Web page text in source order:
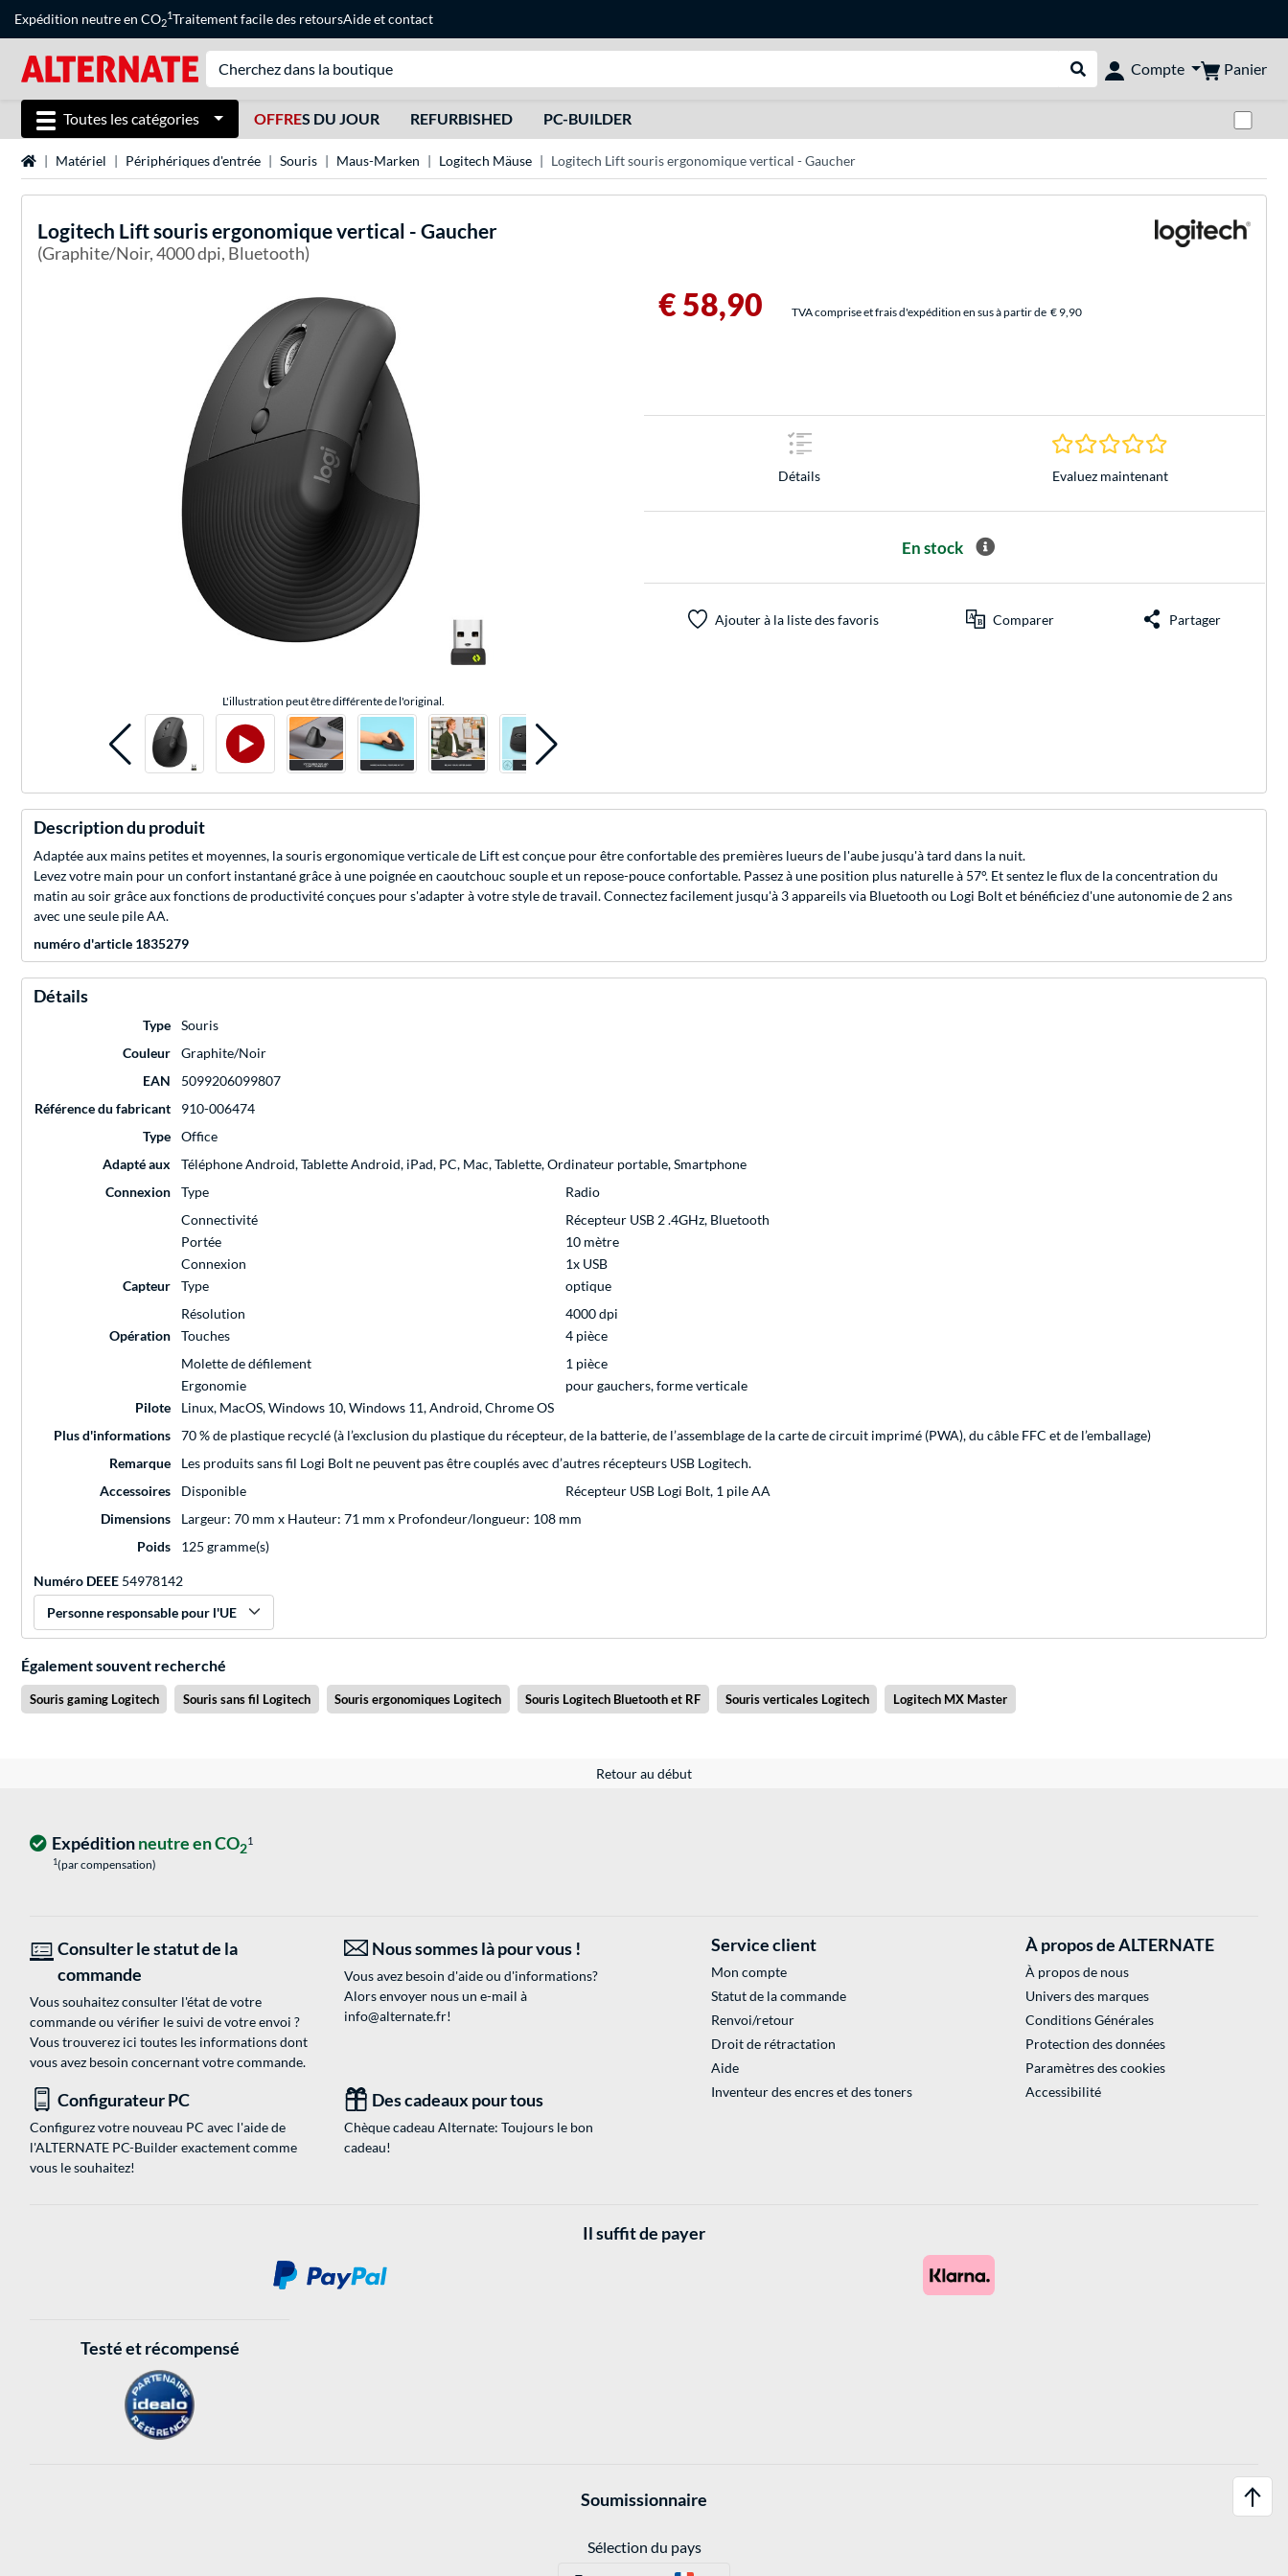
Expédition neutre en CO2
1Traitement facile des retoursAideetcontact
Rechercher dans le shop
Compte Panier
Toutes les catégories OFFRES DU JOUR REFURBISHED PC-BUILDER
Page d'accueil
Matériel Périphériques d'entrée Souris Maus-Marken Logitech Mäuse Logitech Lift souris ergonomique vertical - Gaucher
Logitech Lift souris ergonomique vertical - Gaucher
(Graphite/Noir, 4000 dpi, Bluetooth)
L'illustration peut être différente de l'original.
€ 58,90 TVA comprise et frais d'expédition en sus à partir de € 9,90
Détails
0.0 Étoiles à 0
Evaluez maintenant
En stock
Ajouter à la liste des favoris Comparer Partager
Description du produit
Adaptée aux mains petites et moyennes, la souris ergonomique verticale de Lift est conçue pour être confortable des premières lueurs de l'aube jusqu'à tard dans la nuit.
Levez votre main pour un confort instantané grâce à une poignée en caoutchouc souple et un repose-pouce confortable. Passez à une position plus naturelle à 57°. Et sentez le flux de la concentration du
matin au soir grâce aux fonctions de productivité conçues pour s'adapter à votre style de travail. Connectez facilement jusqu'à 3 appareils via Bluetooth ou Logi Bolt et bénéficiez d'une autonomie de 2 ans
avec une seule pile AA.
numéro d'article 1835279
Détails
Type
Souris
Couleur
Graphite/Noir
EAN
5099206099807
Référence du fabricant
910-006474
Type
Office
Adapté aux
Téléphone Android, Tablette Android, iPad, PC, Mac, Tablette, Ordinateur portable, Smartphone
Connexion
Type
Radio
Connectivité
Récepteur USB 2 .4GHz, Bluetooth
Portée
10 mètre
Connexion
1x USB
Capteur
Type
optique
Résolution
4000 dpi
Opération
Touches
4 pièce
Molette de défilement
1 pièce
Ergonomie
pour gauchers, forme verticale
Pilote
Linux, MacOS, Windows 10, Windows 11, Android, Chrome OS
Plus d'informations
70 % de plastique recyclé (à l’exclusion du plastique du récepteur, de la batterie, de l’assemblage de la carte de circuit imprimé (PWA), du câble FFC et de l’emballage)
Remarque
Les produits sans fil Logi Bolt ne peuvent pas être couplés avec d’autres récepteurs USB Logitech.
Accessoires
Disponible
Récepteur USB Logi Bolt, 1 pile AA
Dimensions
Largeur: 70 mm x Hauteur: 71 mm x Profondeur/longueur: 108 mm
Poids
125 gramme(s)
Numéro DEEE 54978142
Personne responsable pour l'UE
Également souvent recherché
Souris gaming Logitech Souris sans fil Logitech Souris ergonomiques Logitech Souris Logitech Bluetooth et RF Souris verticales Logitech Logitech MX Master
Retour au début
Expéditionneutre en CO21
1(par compensation)
Consulter le statut de la
commande
Vous souhaitez consulter l'état de votre
commande ou vérifier le suivi de votre envoi ?
Vous trouverez ici toutes les informations dont
vous avez besoin concernant votre commande.
Nous sommes là pour vous !
Vous avez besoin d'aide ou d'informations?
Alors envoyer nous un e-mail à
info@alternate.fr!
Configurateur PC
Configurez votre nouveau PC avec l'aide de
l'ALTERNATE PC-Builder exactement comme
vous le souhaitez!
Des cadeaux pour tous
Chèque cadeau Alternate: Toujours le bon
cadeau!
Service client
Mon compte
Statut de la commande
Renvoi/retour
Droit de rétractation
Aide
Inventeur des encres et des toners
À propos de ALTERNATE
À propos de nous
Univers des marques
Conditions Générales
Protection des données
Paramètres des cookies
Accessibilité
Il suffit de payer
Testé et récompensé
Soumissionnaire
Sélection du pays